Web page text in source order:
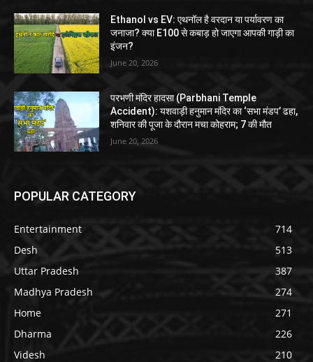
Ethanol vs EV: एथनॉल है वरदान या पर्यावरण का
जनाजा? क्या E100 से कबाड़ हो जाएगा आपकी गाड़ी का
इंजन?
June 20, 2026
परभणी मंदिर हादसा (Parbhani Temple
Accident): यशवाड़ी हनुमान मंदिर का ‘सभा मंडप’ ढहा,
शनिवार की पूजा के दौरान मचा कोहराम; 7 की मौत
June 20, 2026
POPULAR CATEGORY
Entertainment
714
Desh
513
Uttar Pradesh
387
Madhya Pradesh
274
Home
271
Dharma
226
Videsh
210